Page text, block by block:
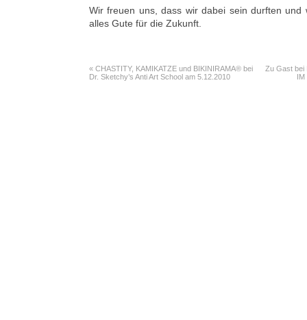
Wir freuen uns, dass wir dabei sein durften und
alles Gute für die Zukunft.
« CHASTITY, KAMIKATZE und BIKINIRAMA® bei
Dr. Sketchy’s Anti Art School am 5.12.2010
Zu Gast bei
IM